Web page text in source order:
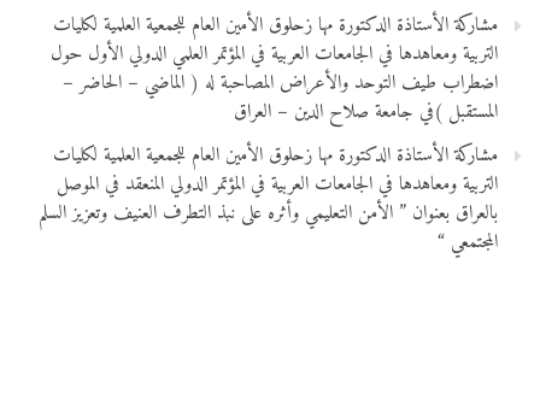
مشاركة الأستاذة الدكتورة مها زحلوق الأمين العام للجمعية العلمية لكليات
التربية ومعاهدها في الجامعات العربية في المؤتمر العلمي الدولي الأول حول
اضطراب طيف التوحد والأعراض المصاحبة له ( الماضي – الحاضر –
المستقبل )في جامعة صلاح الدين – العراق
مشاركة الأستاذة الدكتورة مها زحلوق الأمين العام للجمعية العلمية لكليات
التربية ومعاهدها في الجامعات العربية في المؤتمر الدولي المنعقد في الموصل
بالعراق بعنوان ” الأمن التعليمي وأثره على نبذ التطرف العنيف وتعزيز السلم
المجتمعي “